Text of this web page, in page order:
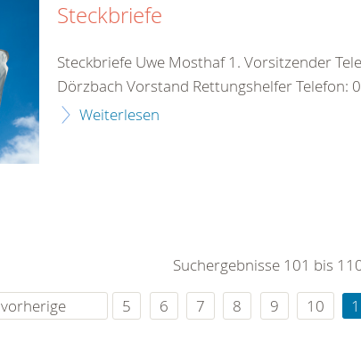
Steckbriefe
Steckbriefe Uwe Mosthaf 1. Vorsitzender
Dörzbach Vorstand Rettungshelfer Telefon:
Weiterlesen
Suchergebnisse 101 bis
vorherige
5 6 7 8 9 10